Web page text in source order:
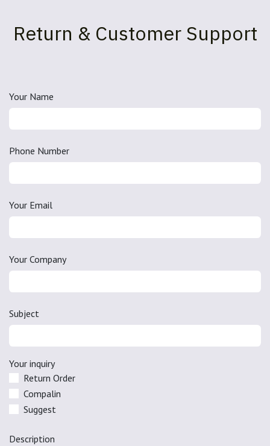
Return & Customer Support
Your Name
Phone Number
Your Email
Your Company
Subject
Your inquiry
Return Order
Compalin
Suggest
Description